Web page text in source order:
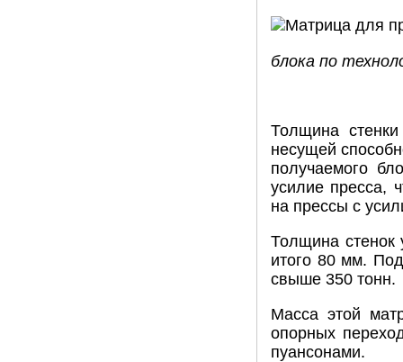
блока по
Толщина
несущей
получаемого
усилие пресса,
на прессы с
Толщина
итого 80 мм.
свыше 350 тонн.
Масса этой
опорных
пуансонами.